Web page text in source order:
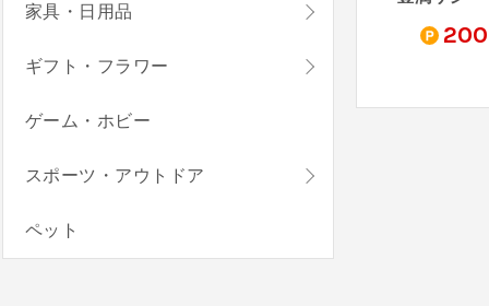
200
家具・日用品
ギフト・フラワー
ゲーム・ホビー
スポーツ・アウトドア
ペット